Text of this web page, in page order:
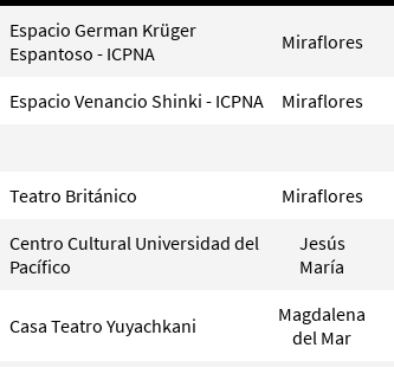
Espacio German Krüger
Espantoso - ICPNA
Miraflores
Espacio Venancio Shinki - ICPNA Miraflores
Teatro Británico Miraflores
Centro Cultural Universidad del
Pacífico
Jesús
María
Casa Teatro Yuyachkani
Magdalena
del Mar